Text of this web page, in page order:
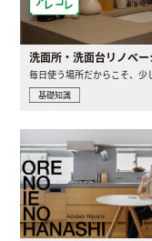
基礎知識